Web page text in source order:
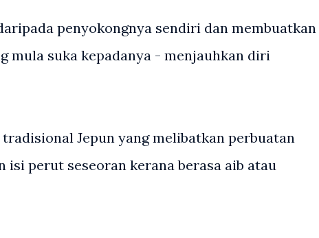
penyokongnya sendiri dan membuatkan
mula suka kepadanya - menjauhkan diri
Jepun yang melibatkan perbuatan
isi perut seseoran kerana berasa aib atau